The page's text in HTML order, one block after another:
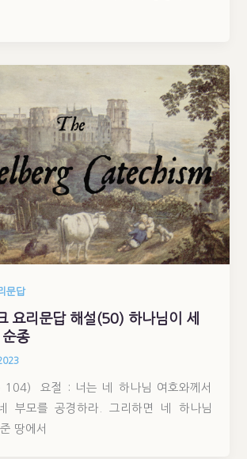
문답
요리문답 해설(50) 하나님이 세
종
104) 요절 : 너는 네 하나님 여호와께서
부모를 공경하라. 그리하면 네 하나님
땅에서